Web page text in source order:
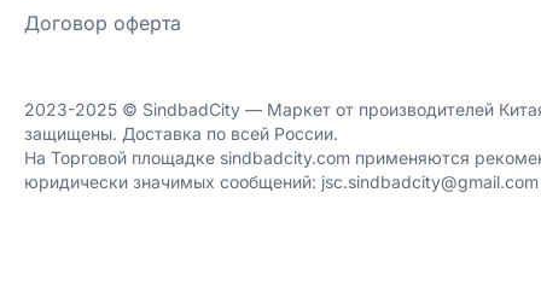
Договор оферта
2023-2025 ©️ SindbadCity — Маркет от производителей
защищены. Доставка по всей России.
На Торговой площадке sindbadcity.com применяются
юридически значимых сообщений: jsc.sindbadcity@gmail.com